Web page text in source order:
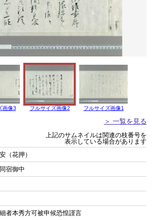
画像3 フルサイズ画像2 フルサイズ画像1
＞ 一覧を見る
上記のサムネイルは関連の枝番号を
表示している場合があります
（花押）
宿御中
者本秀方可被申候恐惶謹言